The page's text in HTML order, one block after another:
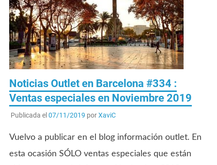
Noticias Outlet en Barcelona #334 :
Ventas especiales en Noviembre 2019
Publicada el 07/11/2019 porXaviC
Vuelvo a publicar en el blog información outlet. En
esta ocasión SÓLO ventas especiales que están